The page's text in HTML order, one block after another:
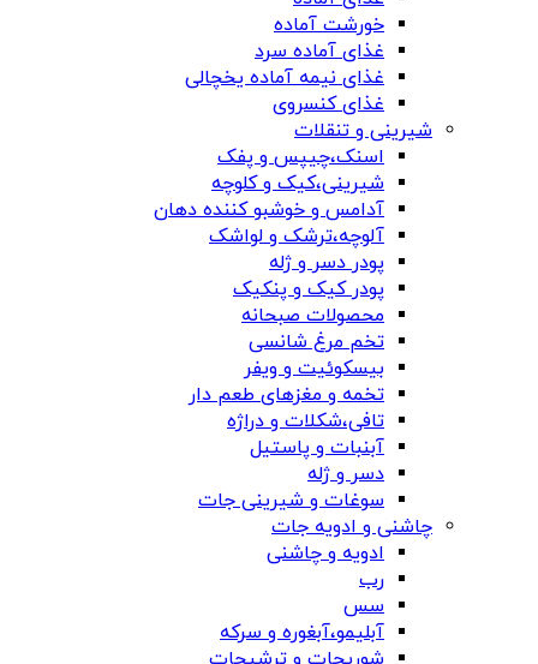
خورشت آماده
غذای آماده سرد
غذای نیمه آماده یخچالی
غذای کنسروی
شیرینی و تنقلات
اسنک،چیپس و پفک
شیرینی،کیک و کلوچه
آدامس و خوشبو کننده دهان
آلوچه،ترشک و لواشک
پودر دسر و ژله
پودر کیک و پنکیک
محصولات صبحانه
تخم مرغ شانسی
بیسکوئیت و ویفر
تخمه و مغزهای طعم دار
تافی،شکلات و دراژه
آبنبات و پاستیل
دسر و ژله
سوغات و شیرینی جات
چاشنی و ادویه جات
ادویه و چاشنی
رب
سس
آبلیمو،آبغوره و سرکه